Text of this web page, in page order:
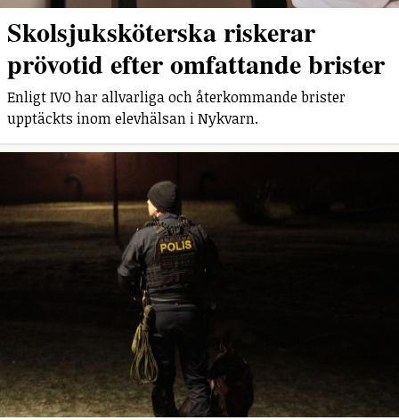
Skolsjuksköterska riskerar
prövotid efter omfattande brister
Enligt IVO har allvarliga och återkommande brister
upptäckts inom elevhälsan i Nykvarn.